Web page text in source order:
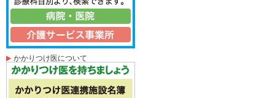
かかりつけ医について